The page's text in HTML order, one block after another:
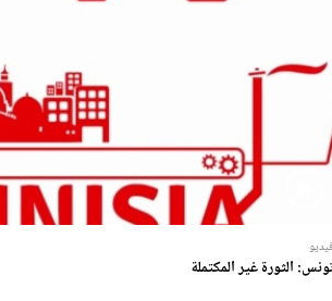
الثورة غير المكتملة